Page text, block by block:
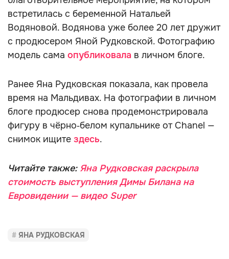
встретилась с беременной Натальей
Водяновой. Водянова уже более 20 лет дружит
с продюсером Яной Рудковской. Фотографию
модель сама опубликовала в личном блоге.
Ранее Яна Рудковская показала, как провела
время на Мальдивах. На фотографии в личном
блоге продюсер снова продемонстрировала
фигуру в чёрно‑белом купальнике от Chanel —
снимок ищите здесь.
Читайте также: Яна Рудковская раскрыла
стоимость выступления Димы Билана на
Евровидении — видео Super
ЯНА РУДКОВСКАЯ